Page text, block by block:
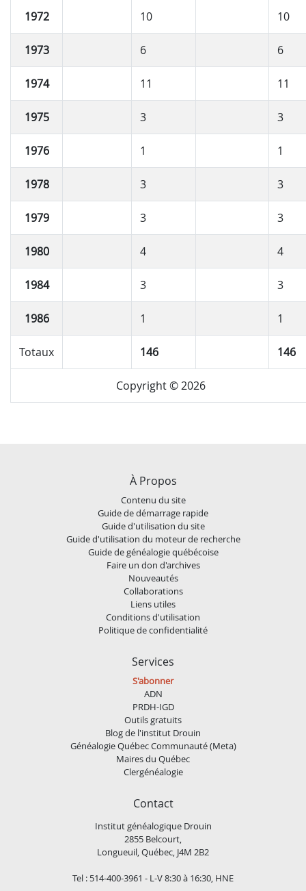
1972 10 10
1973 6 6
1974 11 11
1975 3 3
1976 1 1
1978 3 3
1979 3 3
1980 4 4
1984 3 3
1986 1 1
Totaux 146 146
Copyright © 2026
À Propos
Contenu du site
Guide de démarrage rapide
Guide d'utilisation du site
Guide d'utilisation du moteur de recherche
Guide de généalogie québécoise
Faire un don d'archives
Nouveautés
Collaborations
Liens utiles
Conditions d'utilisation
Politique de confidentialité
Services
S'abonner
ADN
PRDH-IGD
Outils gratuits
Blog de l'institut Drouin
Généalogie Québec Communauté (Meta)
Maires du Québec
Clergénéalogie
Contact
Institut généalogique Drouin
2855 Belcourt,
Longueuil, Québec, J4M 2B2
Tel : 514-400-3961 - L-V 8:30 à 16:30, HNE